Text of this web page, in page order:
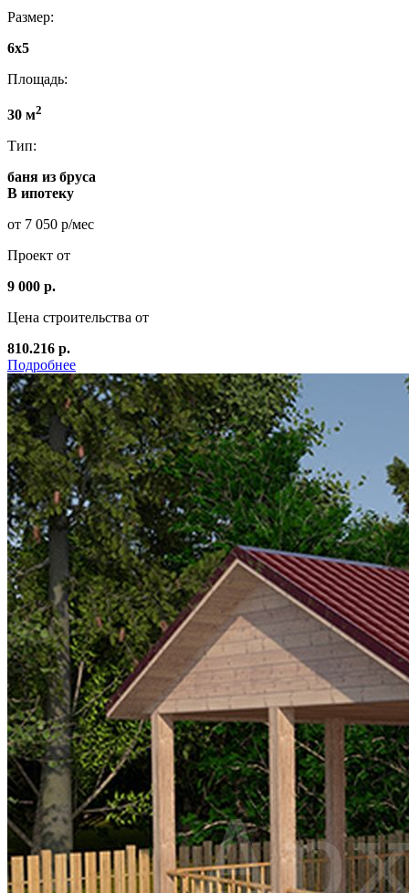
Размер:
6x5
Площадь:
30 м2
Тип:
баня из бруса
В ипотеку
от 7 050 р/мес
Проект от
9 000 р.
Цена строительства от
810.216 р.
Подробнее